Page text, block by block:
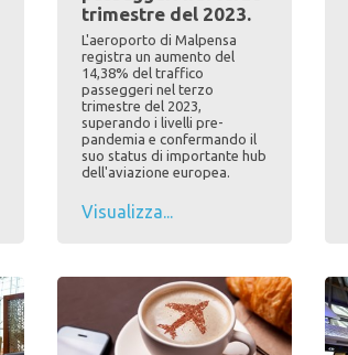
trimestre del 2023.
L'aeroporto di Malpensa
registra un aumento del
14,38% del traffico
passeggeri nel terzo
trimestre del 2023,
superando i livelli pre-
pandemia e confermando il
suo status di importante hub
dell'aviazione europea.
Visualizza...